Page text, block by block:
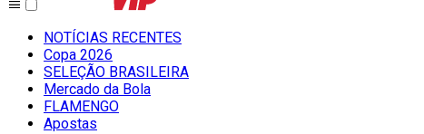
NOTÍCIAS RECENTES
Copa 2026
SELEÇÃO BRASILEIRA
Mercado da Bola
FLAMENGO
Apostas